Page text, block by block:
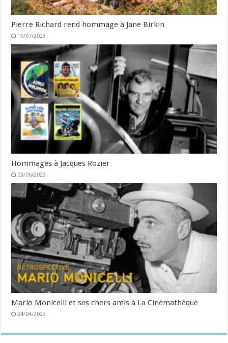
Pierre Richard rend hommage à Jane Birkin
16/07/2023
Hommages à Jacques Rozier
03/06/2023
Mario Monicelli et ses chers amis à La Cinémathèque
24/04/2023